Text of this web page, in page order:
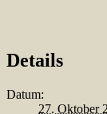
Details
Datum:
27. Oktober